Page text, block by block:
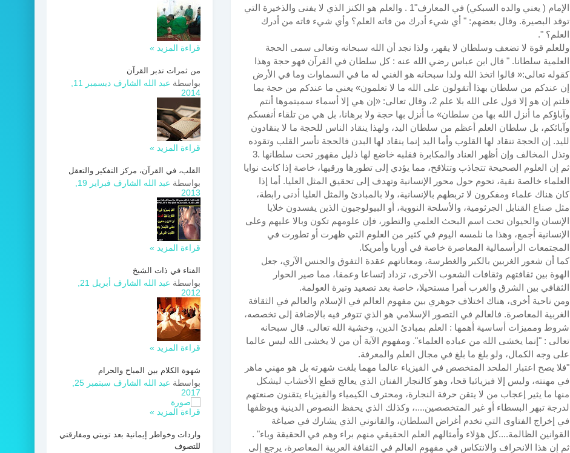
الإمام ( يعني والده السبكي) في المعارف"1 . والعلم هو الكنز الذي لا يفنى والذخيرة التي
توقد البصيرة. وقال بعضهم: " أي شيء أدرك من فاته العلم؟ وأي شيء فاته من أدرك
العلم؟ ".
وللعلم قوة لا تضعف وسلطان لا يقهر، ولذا نجد أن الله سبحانه وتعالى سمى الحجة
العلمية سلطانا. " قال ابن عباس رضي الله عنه : كل سلطان في القرآن فهو حجة وهذا
كقوله تعالى:« قالوا اتخذ الله ولدا سبحانه هو الغني له ما في السماوات وما في الأرض
إن عندكم من سلطان بهذا أتقولون على الله ما لا تعلمون» يعني ما عندكم من حجة بما
قلتم إن هو إلا قول على الله بلا علم 2، وقال تعالى: «إن هي إلا أسماء سميتموها أنتم
وآباؤكم ما أنزل الله بها من سلطان» ما أنزل بها حجة ولا برهانا، بل هي من تلقاء أنفسكم
وآبائكم، بل سلطان العلم أعظم من سلطان اليد، ولهذا ينقاد الناس للحجة ما لا ينقادون
لليد. إن الحجة تنقاد لها القلوب وأما اليد إنما ينقاد لها البدن فالحجة تأسر القلب وتقوده
وتذل المخالف وإن أظهر العناد والمكابرة فقلبه خاضع لها ذليل مقهور تحت سلطانها .3
ثم إن العلوم الصحيحة تتجاذب وتتلاقح، مما يؤدي إلى تطورها ورقيها، خاصة إذا كانت نوايا
العلماء خالصة نقية، تحوم حول محور الإنسانية وتهدف إلى تحقيق المثل العليا. أما إذا
كان هناك علماء ومفكرون لا تربطهم بالإنسانية، ولا بالمبادئ والمثل العليا أدنى رابطة،
مثل صناع القنابل الجرثومية، والأسلحة النووية، أو البيولوجيون الذين يفسدون خلايا
الإنسان والحيوان تحت اسم البحث العلمي والتطور، فإن علومهم تكون وبالا عليهم وعلى
الإنسانية أجمع، وهذا ما نلمسه اليوم في كثير من العلوم التي ظهرت أو تطورت في
المجتمعات الرأسمالية المعاصرة خاصة في أوربا وأمريكا.
كما أن شعور الغربين بالكبر والغطرسة، ومعاناتهم عقدة التفوق والجنس الآري، جعل
الهوة بين ثقافتهم وثقافات الشعوب الأخرى، تزداد إتساعا وعمقا، مما صير الحوار
الثقافي بين الشرق والغرب أمرا مستحيلا، خاصة بعد تصعيد وتيرة العولمة.
ومن ناحية أخرى، هناك اختلاف جوهري بين مفهوم العالم في الإسلام والعالم في الثقافة
الغربية المعاصرة. فالعالم في التصور الإسلامي هو الذي تتوفر فيه بالإضافة إلى تخصصه،
شروط ومميزات أساسية أهمها : العلم بمبادئ الدين، وخشية الله تعالى. قال سبحانه
تعالى : "إنما يخشى الله من عباده العلماء". ومفهوم الآية أن من لا يخشى الله ليس عالما
على وجه الكمال، ولو بلغ ما بلغ في مجال العلم والمعرفة.
"فلا يصح اعتبار الملحد المتخصص في الفيزياء عالما مهما بلغت شهرته بل هو مهني ماهر
في مهنته، وليس إلا فيزيائيا قحا، وهو كالنجار الفنان الذي يعالج قطع الأخشاب ليشكل
منها ما يثير إعجاب من لا يتقن حرفة النجارة، ومحترف الكيمياء والفيزياء يتقنون صنعتهم
لدرجة تبهر البسطاء أو غير المتخصصين....، وكذلك الذي يحفظ النصوص الدينية ويوظفها
في إخراج الفتاوى التي تخدم أغراض السلطان، والقانوني الذي يشارك في صياغة
القوانين الظالمة....كل هؤلاء وأمثالهم العلم الحقيقي منهم براء وهم في الحقيقة وباء" .
ثم إن هذا الانحراف والانتكاس في مفهوم العالم في الثقافة العربية المعاصرة، يرجع إلى
قراءة المزيد »
من ثمرات تدبر القرآن
بواسطة عبد الله الشارف
2014
قراءة المزيد »
القلب، في القرآن، مركز التفكير والتعقل
بواسطة عبد الله الشارف
2013
قراءة المزيد »
الفناء في ذات الشيخ
بواسطة عبد الله الشارف
2012
قراءة المزيد »
شهوة الكلام بين المباح والحرام
بواسطة عبد الله الشارف
2017
قراءة المزيد »
واردات وخواطر إيمانية بعد توبتي ومفارقتي
للتصوف